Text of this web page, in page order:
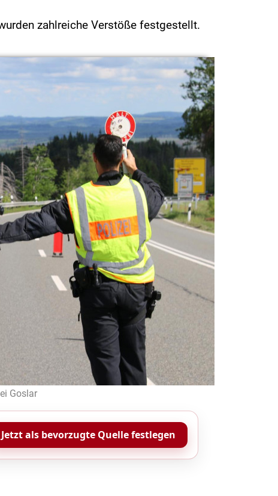
zahlreiche Verstöße festgestellt.
Goslar
Jetzt als bevorzugte Quelle festlegen